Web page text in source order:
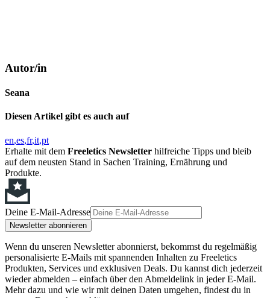
Autor/in
Seana
Diesen Artikel gibt es auch auf
en es fr it pt
Erhalte mit dem Freeletics Newsletter hilfreiche Tipps und bleib
auf dem neusten Stand in Sachen Training, Ernährung und
Produkte.
Deine E-Mail-Adresse
Newsletter abonnieren
Wenn du unseren Newsletter abonnierst, bekommst du regelmäßig
personalisierte E-Mails mit spannenden Inhalten zu Freeletics
Produkten, Services und exklusiven Deals. Du kannst dich jederzeit
wieder abmelden – einfach über den Abmeldelink in jeder E-Mail.
Mehr dazu und wie wir mit deinen Daten umgehen, findest du in